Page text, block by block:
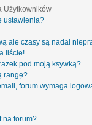
Użytkowników
ustawienia?
ale czasy są nadal
liście!
pod moją ksywką?
rangę?
forum wymaga
na forum?